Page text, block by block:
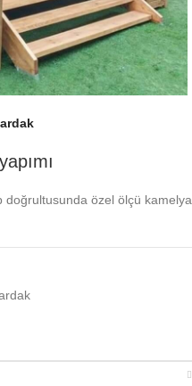
doğrultusunda özel ölçü kamelya